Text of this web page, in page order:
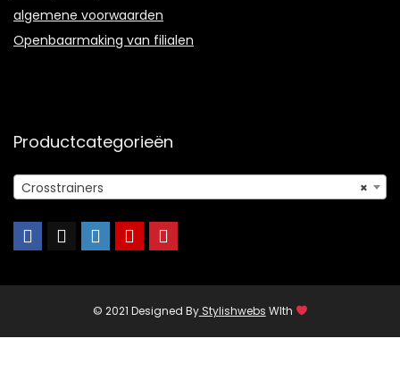
algemene voorwaarden
Openbaarmaking van filialen
Productcategorieën
×
Crosstrainers
© 2021 Designed ByStylishwebs WIth